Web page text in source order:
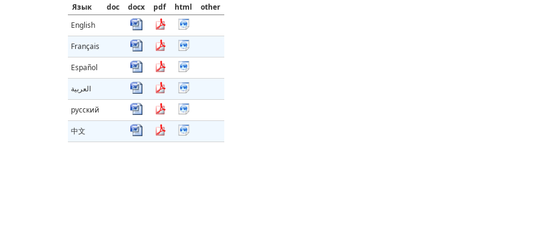
Язык doc docx pdf html
other
English
Français
Español
العربية
русский
中文